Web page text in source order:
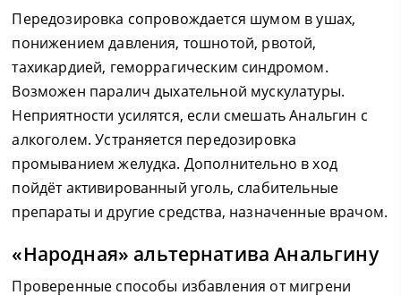
Передозировка сопровождается шумом в ушах,
понижением давления, тошнотой, рвотой,
тахикардией, геморрагическим синдромом.
Возможен паралич дыхательной мускулатуры.
Неприятности усилятся, если смешать Анальгин с
алкоголем. Устраняется передозировка
промыванием желудка. Дополнительно в ход
пойдёт активированный уголь, слабительные
препараты и другие средства, назначенные врачом.
«Народная» альтернатива Анальгину
Проверенные способы избавления от мигрени